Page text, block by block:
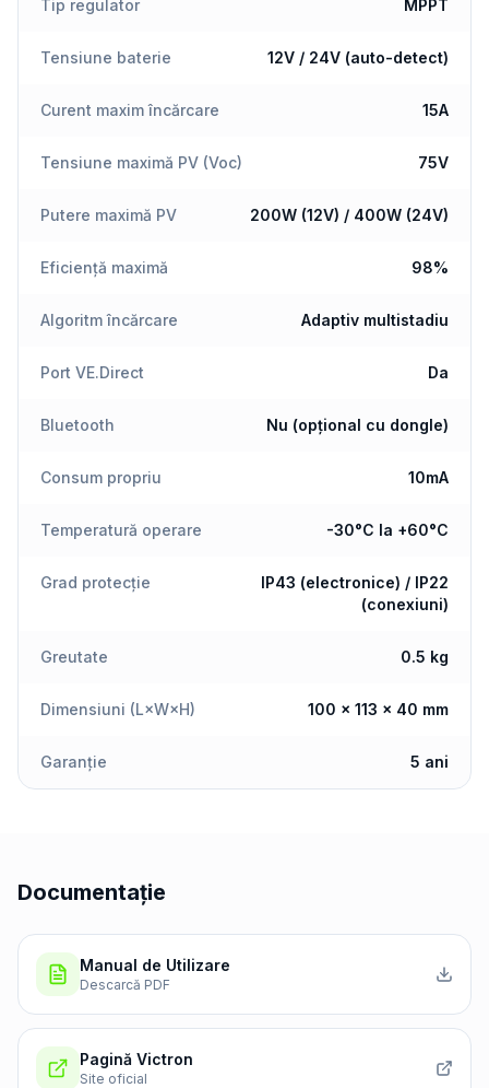
Tip regulator MPPT
Tensiune baterie 12V / 24V (auto-detect)
Curent maxim încărcare 15A
Tensiune maximă PV (Voc) 75V
Putere maximă PV 200W (12V) / 400W (24V)
Eficiență maximă 98%
Algoritm încărcare Adaptiv multistadiu
Port VE.Direct Da
Bluetooth Nu (opțional cu dongle)
Consum propriu 10mA
Temperatură operare -30°C la +60°C
Grad protecție
IP43 (electronice) / IP22
(conexiuni)
Greutate 0.5 kg
Dimensiuni (L×W×H) 100 × 113 × 40 mm
Garanție 5 ani
Documentație
Manual de Utilizare
Descarcă PDF
Pagină Victron
Site oficial